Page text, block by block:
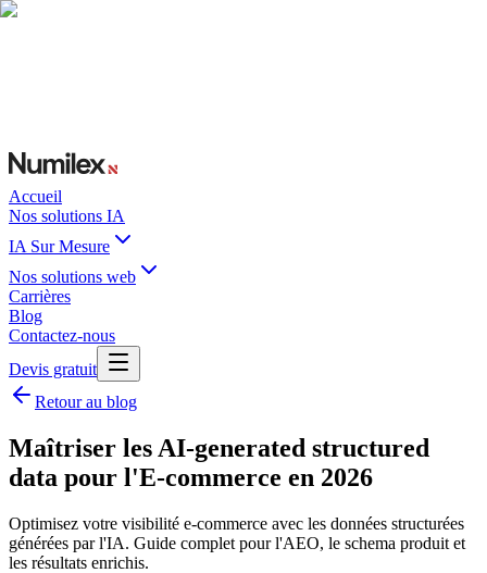
Accueil
Nos solutions IA
IA Sur Mesure
Nos solutions web
Carrières
Blog
Contactez-nous
Devis gratuit
Retour au blog
Maîtriser les AI-generated structured
data pour l'E-commerce en 2026
Optimisez votre visibilité e-commerce avec les données structurées
générées par l'IA. Guide complet pour l'AEO, le schema produit et
les résultats enrichis.